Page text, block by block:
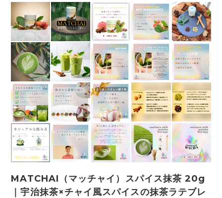
MATCHAI（マッチャイ）スパイス抹茶 20g
｜宇治抹茶×チャイ風スパイスの抹茶ラテブレ